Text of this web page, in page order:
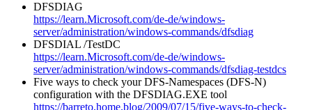
DFSDIAG
https://learn.Microsoft.com/de-de/windows-
server/administration/windows-commands/dfsdiag
DFSDIAL /TestDC
https://learn.Microsoft.com/de-de/windows-
server/administration/windows-commands/dfsdiag-testdcs
Five ways to check your DFS-Namespaces (DFS-N)
configuration with the DFSDIAG.EXE tool
https://barreto.home.blog/2009/07/15/five-ways-to-check-